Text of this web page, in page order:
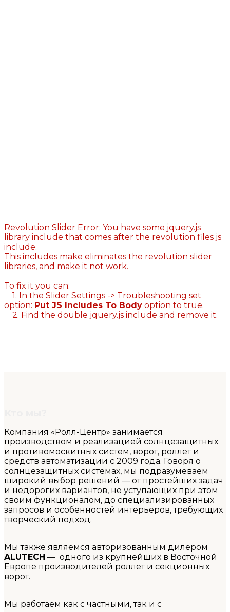
Revolution Slider Error: You have some jquery.js
library include that comes after the revolution files js
include.
This includes make eliminates the revolution slider
libraries, and make it not work.
To fix it you can:
1. In the Slider Settings -> Troubleshooting set
option: Put JS Includes To Body option to true.
2. Find the double jquery.js include and remove it.
Компания «Ролл-Центр» занимается
производством и реализацией солнцезащитных
и противомоскитных систем, ворот, роллет и
средств автоматизации с 2009 года. Говоря о
солнцезащитных системах, мы подразумеваем
широкий выбор решений — от простейших задач
и недорогих вариантов, не уступающих при этом
своим функционалом, до специализированных
запросов и особенностей интерьеров, требующих
творческий подход.
Мы также являемся авторизованным дилером
ALUTECH — одного из крупнейших в Восточной
Европе производителей роллет и секционных
ворот.
Мы работаем как с частными, так и с